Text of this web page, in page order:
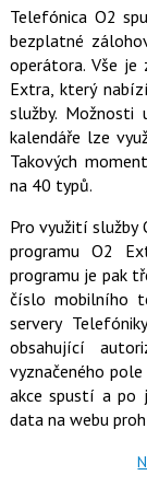
Telefónica O2
bezplatné
operátora. Vše je
Extra, který
služby.
kalendáře lze
Takových
na 40 typů.
Pro využití služby
programu O2
programu je pak
číslo mobilního
servery
obsahující
vyznačeného
akce spustí a po
data na webu